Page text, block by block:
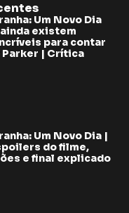
Um Novo Dia
existem
para contar
Parker | Crítica
Um Novo Dia |
do filme,
e final explicado